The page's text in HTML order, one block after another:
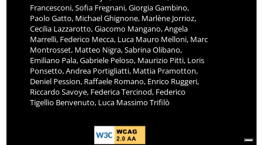
Francesconi, Sofia Fregnani, Giorgia Gambino,
Paolo Gatto, Michael Ghignone, Marlène Jorrioz,
Cecilia Lazzarotto, Giacomo Mangano, Angela
Marrelli, Federico Mecca, Luca Mauro Melloni, Marc
Montrosset, Matteo Nigra, Sabrina Olibano,
Emiliano Pala, Gabriele Peloso, Maurizio Pitti, Loris
Ponsetto, Andrea Portigliatti, Mattia Pramotton,
Deniel Pession, Raffaele Romano, Enrico Ruggeri,
Riccardo Savoye, Federica Tercinod, Federico
Tigellio Benvenuto, Luca Massimo Trifilò